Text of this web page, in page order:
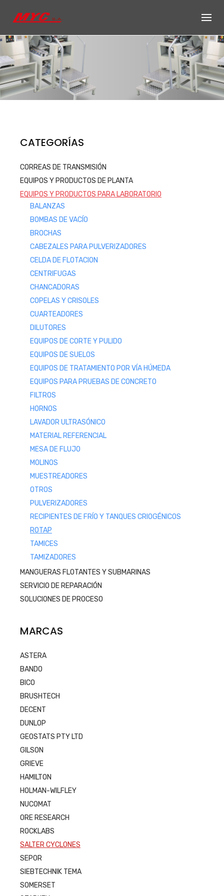
Equipos, accesorios y repuestos
para el sector automotriz e
industrial
Productos
CATEGORÍAS
CORREAS DE TRANSMISIÓN
EQUIPOS Y PRODUCTOS DE PLANTA
EQUIPOS Y PRODUCTOS PARA LABORATORIO
BALANZAS
BOMBAS DE VACÍO
BROCHAS
CABEZALES PARA PULVERIZADORES
CELDA DE FLOTACION
CENTRIFUGAS
CHANCADORAS
COPELAS Y CRISOLES
CUARTEADORES
DILUTORES
EQUIPOS DE CORTE Y PULIDO
EQUIPOS DE SUELOS
EQUIPOS DE TRATAMIENTO POR VÍA HÚMEDA
EQUIPOS PARA PRUEBAS DE CONCRETO
FILTROS
HORNOS
LAVADOR ULTRASÓNICO
MATERIAL REFERENCIAL
MESA DE FLUJO
MOLINOS
MUESTREADORES
OTROS
PULVERIZADORES
RECIPIENTES DE FRÍO Y TANQUES CRIOGÉNICOS
ROTAP
TAMICES
TAMIZADORES
MANGUERAS FLOTANTES Y SUBMARINAS
SERVICIO DE REPARACIÓN
SOLUCIONES DE PROCESO
MARCAS
ASTERA
BANDO
BICO
BRUSHTECH
DECENT
DUNLOP
GEOSTATS PTY LTD
GILSON
GRIEVE
HAMILTON
HOLMAN-WILFLEY
NUCOMAT
ORE RESEARCH
ROCKLABS
SALTER CYCLONES
SEPOR
SIEBTECHNIK TEMA
SOMERSET